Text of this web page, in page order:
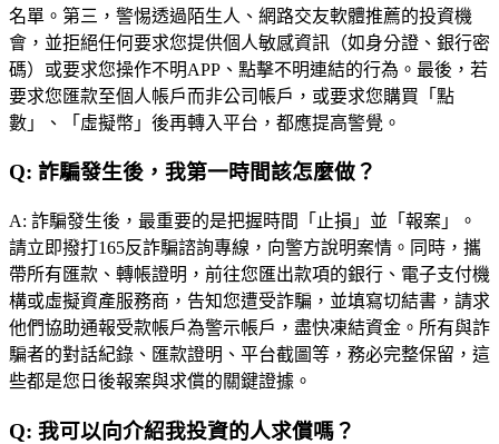
名單。第三，警惕透過陌生人、網路交友軟體推薦的投資機
會，並拒絕任何要求您提供個人敏感資訊（如身分證、銀行密
碼）或要求您操作不明APP、點擊不明連結的行為。最後，若
要求您匯款至個人帳戶而非公司帳戶，或要求您購買「點
數」、「虛擬幣」後再轉入平台，都應提高警覺。
Q: 詐騙發生後，我第一時間該怎麼做？
A: 詐騙發生後，最重要的是把握時間「止損」並「報案」。
請立即撥打165反詐騙諮詢專線，向警方說明案情。同時，攜
帶所有匯款、轉帳證明，前往您匯出款項的銀行、電子支付機
構或虛擬資產服務商，告知您遭受詐騙，並填寫切結書，請求
他們協助通報受款帳戶為警示帳戶，盡快凍結資金。所有與詐
騙者的對話紀錄、匯款證明、平台截圖等，務必完整保留，這
些都是您日後報案與求償的關鍵證據。
Q: 我可以向介紹我投資的人求償嗎？